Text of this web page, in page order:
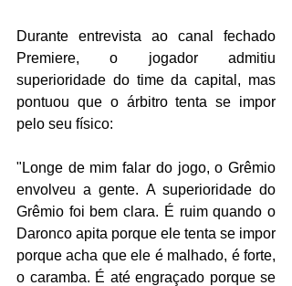
Durante entrevista ao canal fechado
Premiere, o jogador admitiu
superioridade do time da capital, mas
pontuou que o árbitro tenta se impor
pelo seu físico:
"Longe de mim falar do jogo, o Grêmio
envolveu a gente. A superioridade do
Grêmio foi bem clara. É ruim quando o
Daronco apita porque ele tenta se impor
porque acha que ele é malhado, é forte,
o caramba. É até engraçado porque se